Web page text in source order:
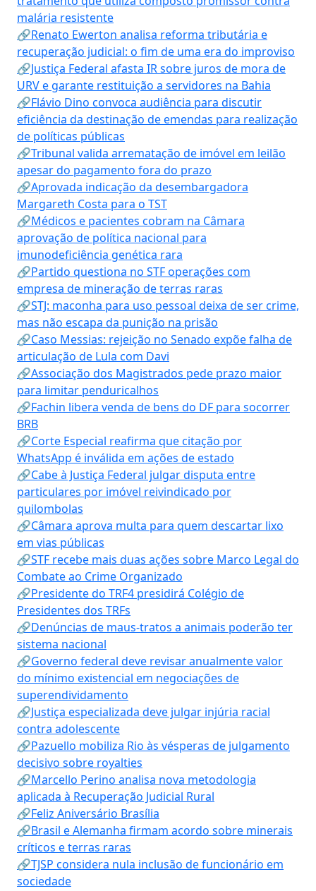
malária resistente
🔗Renato Ewerton analisa reforma tributária e
recuperação judicial: o fim de uma era do improviso
🔗Justiça Federal afasta IR sobre juros de mora de
URV e garante restituição a servidores na Bahia
🔗Flávio Dino convoca audiência para discutir
eficiência da destinação de emendas para realização
de políticas públicas
🔗Tribunal valida arrematação de imóvel em leilão
apesar do pagamento fora do prazo
🔗Aprovada indicação da desembargadora
Margareth Costa para o TST
🔗Médicos e pacientes cobram na Câmara
aprovação de política nacional para
imunodeficiência genética rara
🔗Partido questiona no STF operações com
empresa de mineração de terras raras
🔗STJ: maconha para uso pessoal deixa de ser crime,
mas não escapa da punição na prisão
🔗Caso Messias: rejeição no Senado expõe falha de
articulação de Lula com Davi
🔗Associação dos Magistrados pede prazo maior
para limitar penduricalhos
🔗Fachin libera venda de bens do DF para socorrer
BRB
🔗Corte Especial reafirma que citação por
WhatsApp é inválida em ações de estado
🔗Cabe à Justiça Federal julgar disputa entre
particulares por imóvel reivindicado por
quilombolas
🔗Câmara aprova multa para quem descartar lixo
em vias públicas
🔗STF recebe mais duas ações sobre Marco Legal do
Combate ao Crime Organizado
🔗Presidente do TRF4 presidirá Colégio de
Presidentes dos TRFs
🔗Denúncias de maus-tratos a animais poderão ter
sistema nacional
🔗Governo federal deve revisar anualmente valor
do mínimo existencial em negociações de
superendividamento
🔗Justiça especializada deve julgar injúria racial
contra adolescente
🔗Pazuello mobiliza Rio às vésperas de julgamento
decisivo sobre royalties
🔗Marcello Perino analisa nova metodologia
aplicada à Recuperação Judicial Rural
🔗Feliz Aniversário Brasília
🔗Brasil e Alemanha firmam acordo sobre minerais
críticos e terras raras
🔗TJSP considera nula inclusão de funcionário em
sociedade